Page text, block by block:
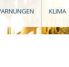
KLIMA